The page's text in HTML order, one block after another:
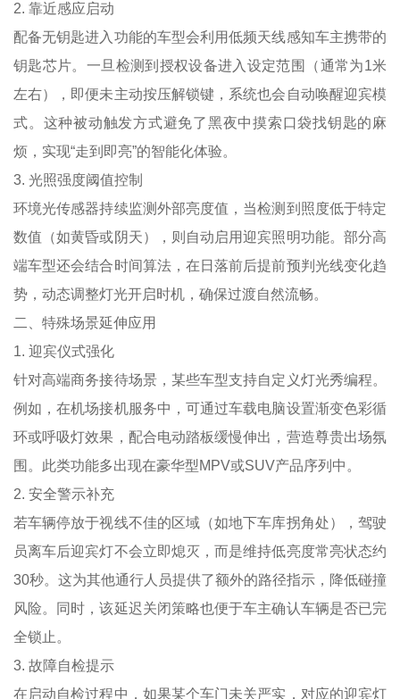
2. 靠近感应启动
配备无钥匙进入功能的车型会利用低频天线感知车主携带的
钥匙芯片。一旦检测到授权设备进入设定范围（通常为1米
左右），即便未主动按压解锁键，系统也会自动唤醒迎宾模
式。这种被动触发方式避免了黑夜中摸索口袋找钥匙的麻
烦，实现“走到即亮”的智能化体验。
3. 光照强度阈值控制
环境光传感器持续监测外部亮度值，当检测到照度低于特定
数值（如黄昏或阴天），则自动启用迎宾照明功能。部分高
端车型还会结合时间算法，在日落前后提前预判光线变化趋
势，动态调整灯光开启时机，确保过渡自然流畅。
二、特殊场景延伸应用
1. 迎宾仪式强化
针对高端商务接待场景，某些车型支持自定义灯光秀编程。
例如，在机场接机服务中，可通过车载电脑设置渐变色彩循
环或呼吸灯效果，配合电动踏板缓慢伸出，营造尊贵出场氛
围。此类功能多出现在豪华型MPV或SUV产品序列中。
2. 安全警示补充
若车辆停放于视线不佳的区域（如地下车库拐角处），驾驶
员离车后迎宾灯不会立即熄灭，而是维持低亮度常亮状态约
30秒。这为其他通行人员提供了额外的路径指示，降低碰撞
风险。同时，该延迟关闭策略也便于车主确认车辆是否已完
全锁止。
3. 故障自检提示
在启动自检过程中，如果某个车门未关严实，对应的迎宾灯